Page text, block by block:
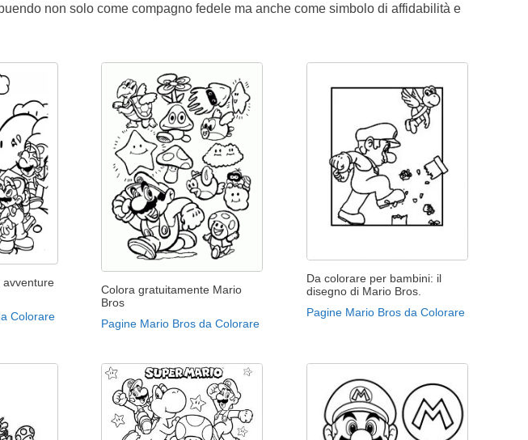
non solo come compagno fedele ma anche come simbolo di affidabilità e
avventure
Colorare
Colora gratuitamente Mario
Bros
Pagine Mario Bros da Colorare
Da colorare per bambini: il
disegno di Mario Bros.
Pagine Mario Bros da Colorare